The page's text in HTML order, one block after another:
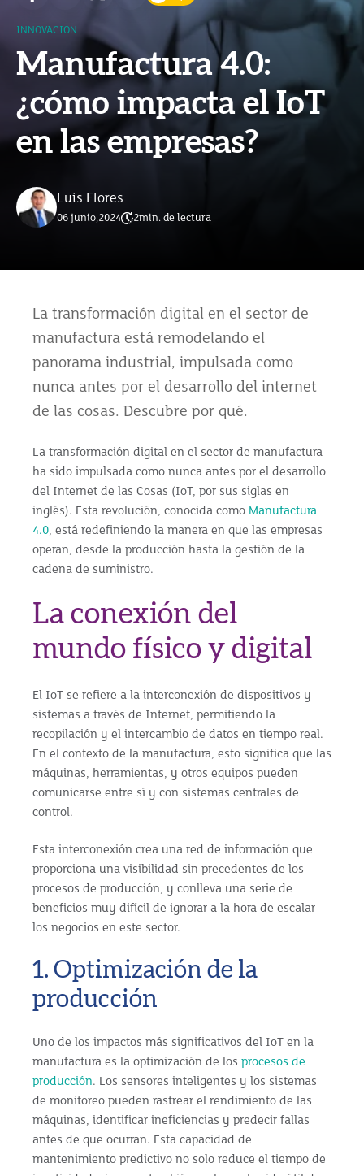
INNOVACION
Manufactura 4.0:
¿cómo impacta el IoT
en las empresas?
Luis Flores
06 junio,2024 2min. de lectura
La transformación digital en el sector de
manufactura está remodelando el
panorama industrial, impulsada como
nunca antes por el desarrollo del internet
de las cosas. Descubre por qué.
La transformación digital en el sector de manufactura
ha sido impulsada como nunca antes por el desarrollo
del Internet de las Cosas (IoT, por sus siglas en
inglés). Esta revolución, conocida como Manufactura
4.0, está redefiniendo la manera en que las empresas
operan, desde la producción hasta la gestión de la
cadena de suministro.
La conexión del
mundo físico y digital
El IoT se refiere a la interconexión de dispositivos y
sistemas a través de Internet, permitiendo la
recopilación y el intercambio de datos en tiempo real.
En el contexto de la manufactura, esto significa que las
máquinas, herramientas, y otros equipos pueden
comunicarse entre sí y con sistemas centrales de
control.
Esta interconexión crea una red de información que
proporciona una visibilidad sin precedentes de los
procesos de producción, y conlleva una serie de
beneficios muy difícil de ignorar a la hora de escalar
los negocios en este sector.
1. Optimización de la
producción
Uno de los impactos más significativos del IoT en la
manufactura es la optimización de los procesos de
producción. Los sensores inteligentes y los sistemas
de monitoreo pueden rastrear el rendimiento de las
máquinas, identificar ineficiencias y predecir fallas
antes de que ocurran. Esta capacidad de
mantenimiento predictivo no solo reduce el tiempo de